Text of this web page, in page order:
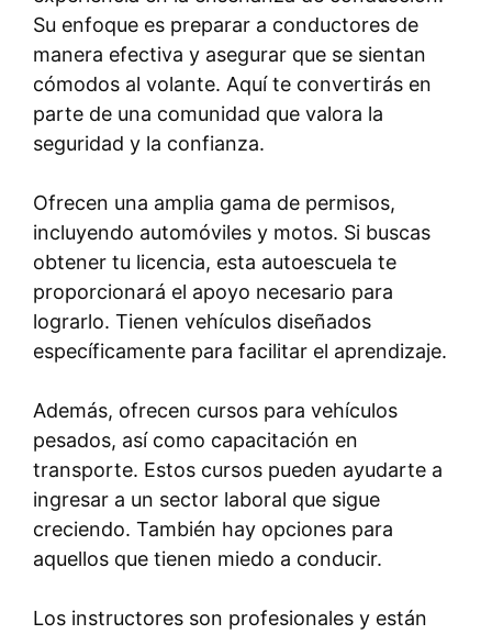
Su enfoque es preparar a conductores de
manera efectiva y asegurar que se sientan
cómodos al volante. Aquí te convertirás en
parte de una comunidad que valora la
seguridad y la confianza.
Ofrecen una amplia gama de permisos,
incluyendo automóviles y motos. Si buscas
obtener tu licencia, esta autoescuela te
proporcionará el apoyo necesario para
lograrlo. Tienen vehículos diseñados
específicamente para facilitar el aprendizaje.
Además, ofrecen cursos para vehículos
pesados, así como capacitación en
transporte. Estos cursos pueden ayudarte a
ingresar a un sector laboral que sigue
creciendo. También hay opciones para
aquellos que tienen miedo a conducir.
Los instructores son profesionales y están